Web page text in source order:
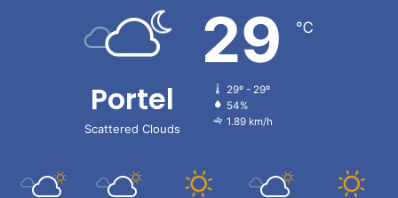
Portel
Scattered Clouds
29 ℃
29º - 29º
54%
1.89 km/h